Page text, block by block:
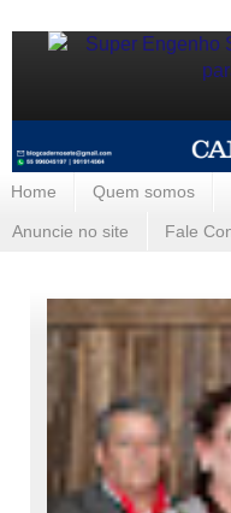
Home Quem somos
Anuncie no site Fale